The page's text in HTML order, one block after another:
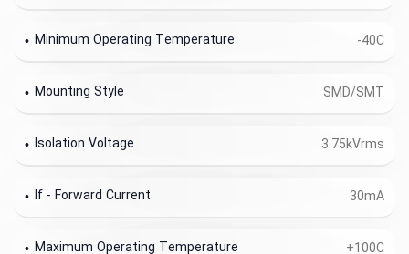
-40C
Minimum Operating Temperature
SMD/SMT
Mounting Style
3.75kVrms
Isolation Voltage
30mA
If - Forward Current
+100C
Maximum Operating Temperature